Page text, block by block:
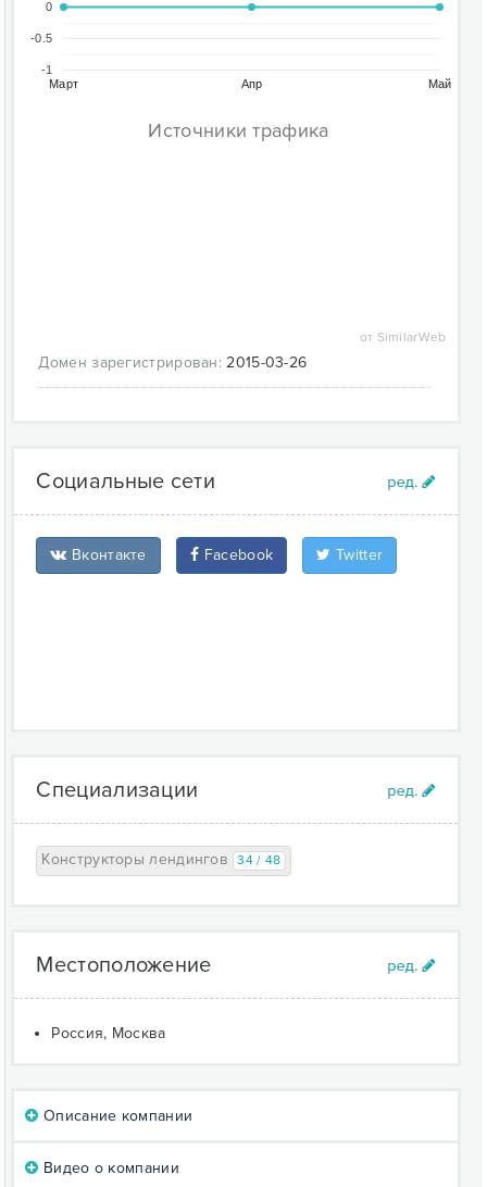
Март Апр Май
-1
-0.5
0
Источники трафика
от SimilarWeb
Домен зарегистрирован: 2015-03-26
Социальные сети
Вконтакте Facebook Twitter
Специализации
Конструкторы лендингов 34 / 48
Местоположение
Россия, Москва
Описание компании
Видео о компании